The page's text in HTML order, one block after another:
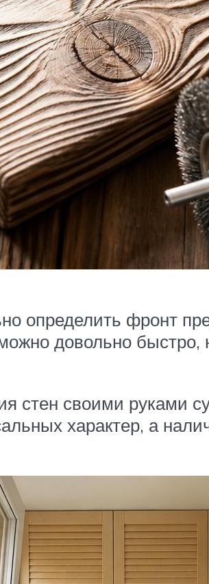
определить фронт
довольно
стен своими руками
характер, а